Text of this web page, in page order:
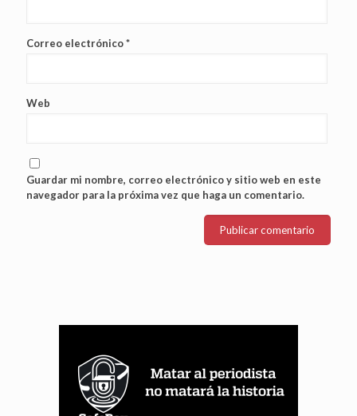
Correo electrónico*
Web
Guardar mi nombre, correo electrónico y sitio web en este
navegador para la próxima vez que haga un comentario.